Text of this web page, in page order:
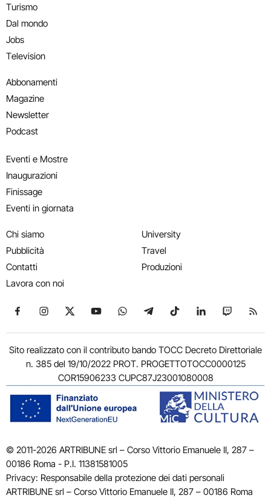
Turismo
Dal mondo
Jobs
Television
Abbonamenti
Magazine
Newsletter
Podcast
Eventi e Mostre
Inaugurazioni
Finissage
Eventi in giornata
Chi siamo
Pubblicità
Contatti
Lavora con noi
University
Travel
Produzioni
Seguici su Facebook
Seguici su Instagram
Seguici su X
Seguici su YouTube
Seguici su WhatsApp
Seguici su Telegram
Seguici su TikTok
Seguici su
Seguici
Sito realizzato con il contributo bando TOCC Decreto Direttoriale
n. 385 del 19/10/2022 PROT. PROGETTOTOCC0000125
COR15906233 CUPC87J23001080008
© 2011-2026 ARTRIBUNE srl – Corso Vittorio Emanuele II, 287 –
00186 Roma - P.I. 11381581005
Privacy: Responsabile della protezione dei dati personali
ARTRIBUNE srl – Corso Vittorio Emanuele II, 287 – 00186 Roma